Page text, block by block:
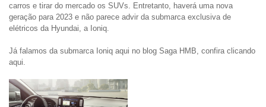
carros e tirar do mercado os SUVs. Entretanto, haverá uma nova
geração para 2023 e não parece advir da submarca exclusiva de
elétricos da Hyundai, a Ioniq.
Já falamos da submarca Ioniq aqui no blog Saga HMB, confira clicando
aqui.